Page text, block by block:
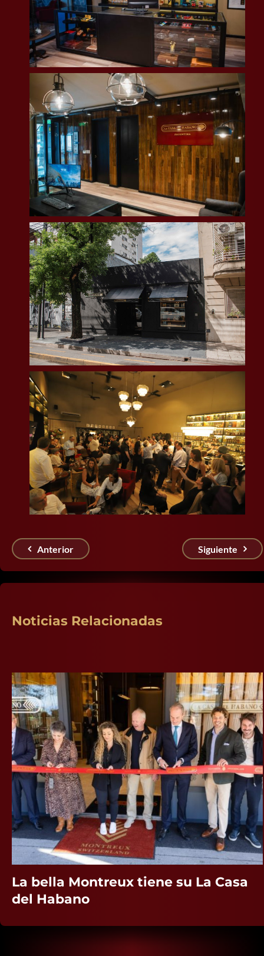
Anterior Siguiente
Noticias Relacionadas
LA CASA DEL HABANO DE
QUERETARO: UN HITO DE LA